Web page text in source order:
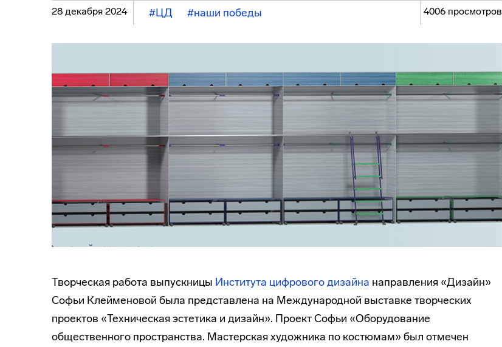
28 декабря 2024 #ЦД #наши победы 4006 просмотров
Творческая работа выпускницы Института цифрового дизайна направления «Дизайн»
Софьи Клейменовой была представлена на Международной выставке творческих
проектов «Техническая эстетика и дизайн». Проект Софьи «Оборудование
общественного пространства. Мастерская художника по костюмам» был отмечен